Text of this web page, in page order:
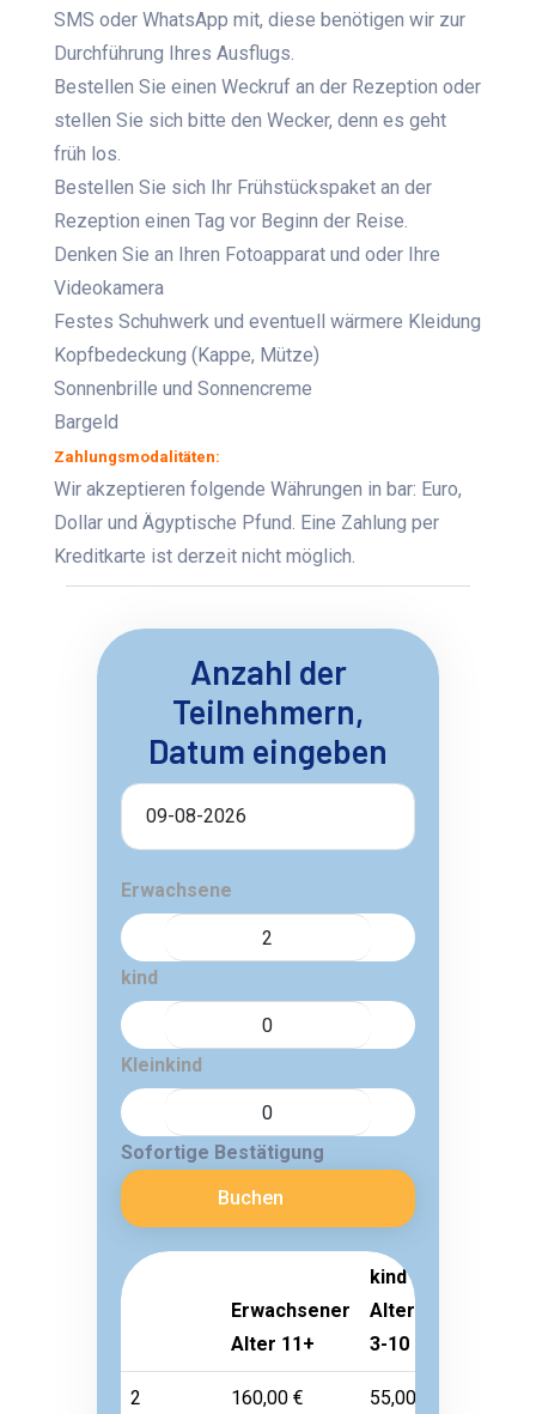
SMS oder WhatsApp mit, diese benötigen wir zur
Durchführung Ihres Ausflugs.
Bestellen Sie einen Weckruf an der Rezeption oder
stellen Sie sich bitte den Wecker, denn es geht
früh los.
Bestellen Sie sich Ihr Frühstückspaket an der
Rezeption einen Tag vor Beginn der Reise.
Denken Sie an Ihren Fotoapparat und oder Ihre
Videokamera
Festes Schuhwerk und eventuell wärmere Kleidung
Kopfbedeckung (Kappe, Mütze)
Sonnenbrille und Sonnencreme
Bargeld
Zahlungsmodalitäten:
Wir akzeptieren folgende Währungen in bar: Euro,
Dollar und Ägyptische Pfund. Eine Zahlung per
Kreditkarte ist derzeit nicht möglich.
Anzahl der
Teilnehmern,
Datum eingeben
Erwachsene
kind
Kleinkind
Sofortige Bestätigung
Buchen
Erwachsener
Alter 11+
kind
Alter
3-10
2 160,00 € 55,00 €